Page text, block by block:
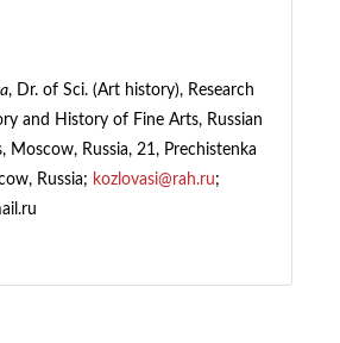
, Dr. of Sci. (Art history), Research
and History of Fine Arts, Russian
Moscow, Russia, 21, Prechistenka
Russia; kozlovasi@rah.ru;